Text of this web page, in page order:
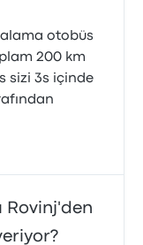
otobüs
200 km
sizi 3s içinde
Rovinj'den